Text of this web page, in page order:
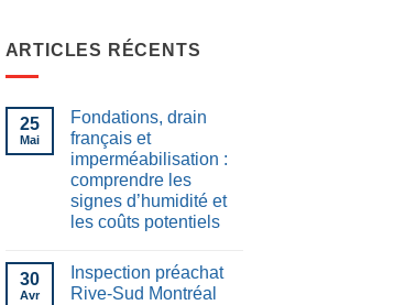
ARTICLES RÉCENTS
25
Mai
Fondations, drain
français et
imperméabilisation :
comprendre les
signes d’humidité et
les coûts potentiels
30
Avr
Inspection préachat
Rive-Sud Montréal